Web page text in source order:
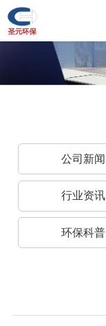
公司新闻
行业资讯
环保科普